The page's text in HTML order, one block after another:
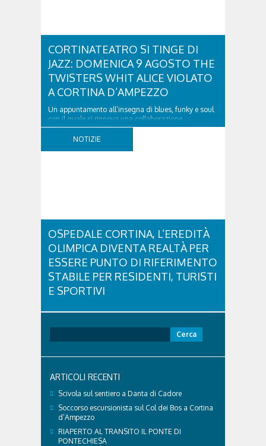
CORTINATEATRO SI TINGE DI
JAZZ: DOMENICA 9 AGOSTO THE
TWISTERS WHIT ALICE VIOLATO
A CORTINA D’AMPEZZO
Un appuntamento all’insegna di blues, funky e soul
con il quale si rinnova una collaborazione
collaudata, quella con il Dolomiti Blues&Soul
Festival. Domenica 9 agosto alle 18.00 in piazza
NOTIZIE
OSPEDALE CORTINA, L’EREDITÀ
OLIMPICA DIVENTA REALTÀ PER
ESSERE PUNTO DI RIFERIMENTO
STABILE PER RESIDENTI, TURISTI
E SPORTIVI
territorio dolomitico. Ospedale Cortina -
struttura parte di GVM Care & Research che durante i
delegazioni e pubblico, sta per entrare in una...
per:
ARTICOLI RECENTI
Scivola sul sentiero a Danta di Cadore
Soccorso escursionista sul Col dei Bos a Cortina
d’Ampezzo
RIAPERTO AL TRANSITO IL PONTE DI
PONTECHIESA